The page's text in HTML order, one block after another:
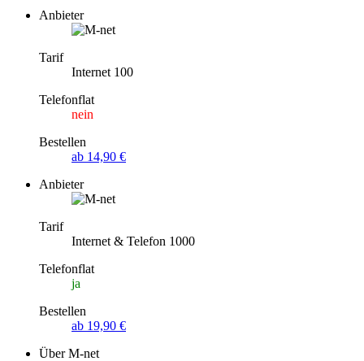
Anbieter
Tarif
Internet 100
Telefonflat
nein
Bestellen
ab 14,90 €
Anbieter
Tarif
Internet & Telefon 1000
Telefonflat
ja
Bestellen
ab 19,90 €
Über M-net